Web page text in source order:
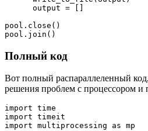
pool.close()
pool.join()
Полный код
Вот полный распараллеленный
решения проблем с процессором и
import time
import timeit
import multiprocessing as mp